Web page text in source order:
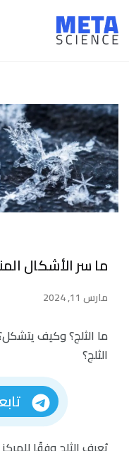
ما سر الأشكال
مارس 11, 2024
ما الثلج؟ وكيف
الثلج؟